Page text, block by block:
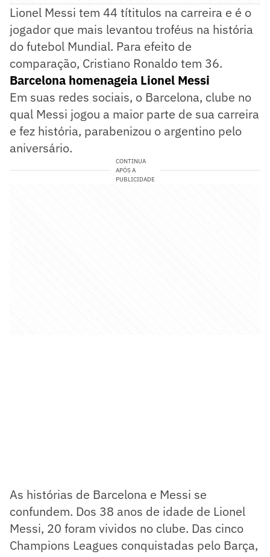
Lionel Messi tem 44 títitulos na carreira e é o
jogador que mais levantou troféus na história
do futebol Mundial. Para efeito de
comparação, Cristiano Ronaldo tem 36.
Barcelona homenageia Lionel Messi
Em suas redes sociais, o Barcelona, clube no
qual Messi jogou a maior parte de sua carreira
e fez história, parabenizou o argentino pelo
aniversário.
CONTINUA
APÓS A
PUBLICIDADE
As histórias de Barcelona e Messi se
confundem. Dos 38 anos de idade de Lionel
Messi, 20 foram vividos no clube. Das cinco
Champions Leagues conquistadas pelo Barça,